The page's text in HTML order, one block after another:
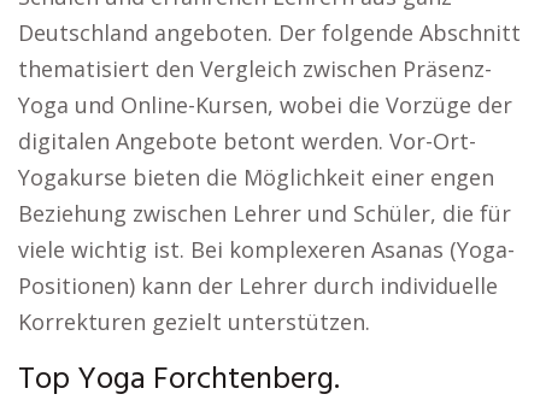
Deutschland angeboten. Der folgende Abschnitt
thematisiert den Vergleich zwischen Präsenz-
Yoga und Online-Kursen, wobei die Vorzüge der
digitalen Angebote betont werden. Vor-Ort-
Yogakurse bieten die Möglichkeit einer engen
Beziehung zwischen Lehrer und Schüler, die für
viele wichtig ist. Bei komplexeren Asanas (Yoga-
Positionen) kann der Lehrer durch individuelle
Korrekturen gezielt unterstützen.
Top Yoga Forchtenberg.